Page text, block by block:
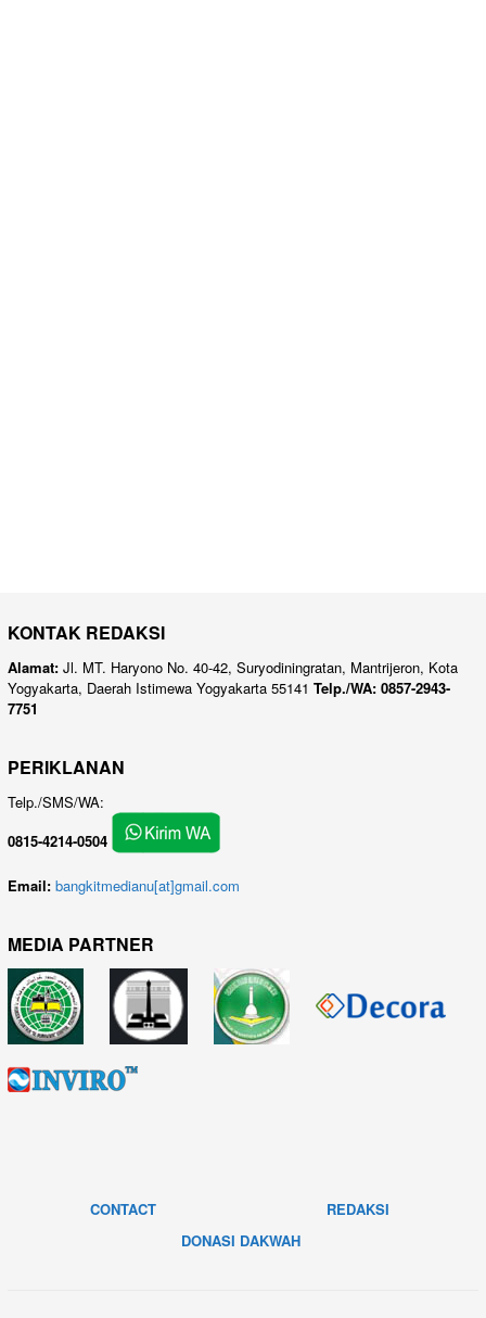
KONTAK REDAKSI
Alamat: Jl. MT. Haryono No. 40-42, Suryodiningratan, Mantrijeron, Kota
Yogyakarta, Daerah Istimewa Yogyakarta 55141 Telp./WA: 0857-2943-
7751
PERIKLANAN
Telp./SMS/WA:
0815-4214-0504
Email: bangkitmedianu[at]gmail.com
MEDIA PARTNER
CONTACT
REDAKSI
DONASI DAKWAH